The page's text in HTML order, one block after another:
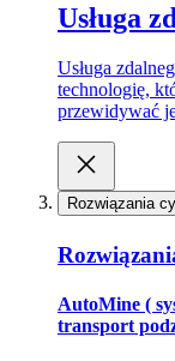
Usługa
Usługa
technologię,
przewidywać
Rozwiązania
AutoMine (
transport